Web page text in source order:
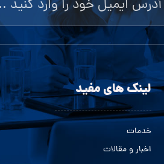
لینک های مفید
خدمات
اخبار و مقالات